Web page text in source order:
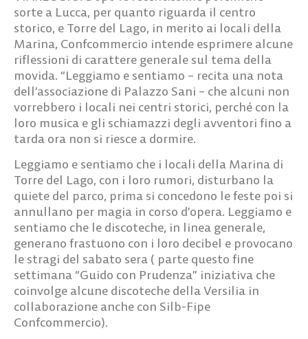
sorte a Lucca, per quanto riguarda il centro
storico, e Torre del Lago, in merito ai locali della
Marina, Confcommercio intende esprimere alcune
riflessioni di carattere generale sul tema della
movida. “Leggiamo e sentiamo – recita una nota
dell’associazione di Palazzo Sani – che alcuni non
vorrebbero i locali nei centri storici, perché con la
loro musica e gli schiamazzi degli avventori fino a
tarda ora non si riesce a dormire.
Leggiamo e sentiamo che i locali della Marina di
Torre del Lago, con i loro rumori, disturbano la
quiete del parco, prima si concedono le feste poi si
annullano per magia in corso d’opera. Leggiamo e
sentiamo che le discoteche, in linea generale,
generano frastuono con i loro decibel e provocano
le stragi del sabato sera ( parte questo fine
settimana “Guido con Prudenza” iniziativa che
coinvolge alcune discoteche della Versilia in
collaborazione anche con Silb-Fipe
Confcommercio).